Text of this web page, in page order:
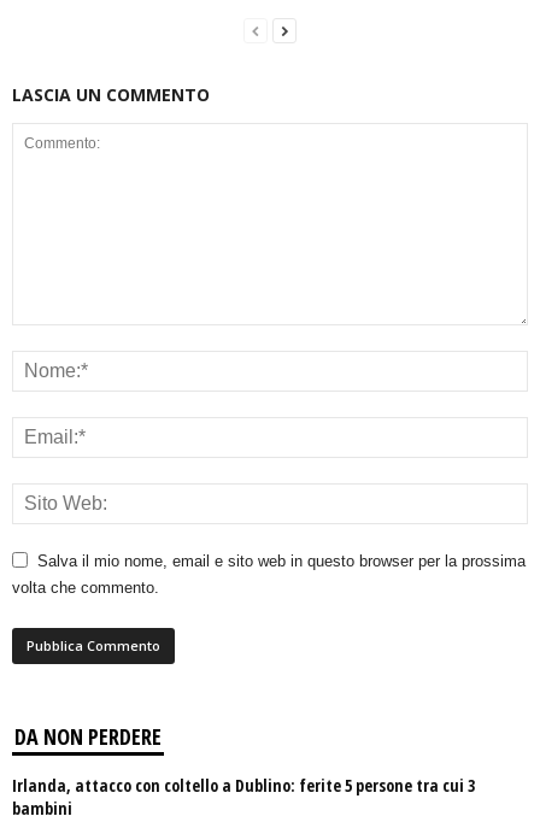
LASCIA UN COMMENTO
Salva il mio nome, email e sito web in questo browser per la prossima
volta che commento.
DA NON PERDERE
Irlanda, attacco con coltello a Dublino: ferite 5 persone tra cui 3
bambini